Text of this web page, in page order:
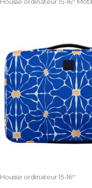
Housse ordinateur 15-16''